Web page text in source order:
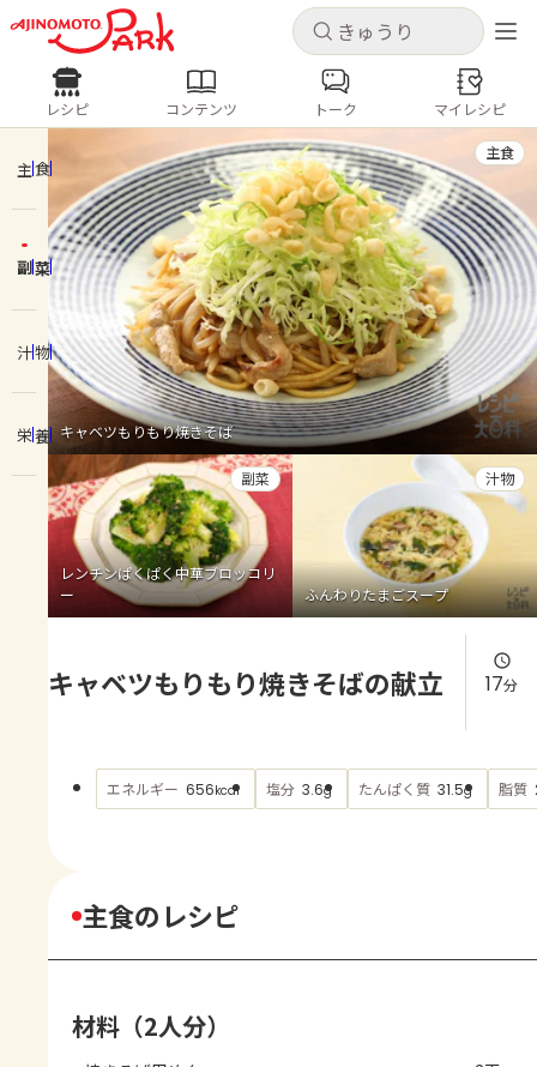
キャンセル
ログインするとレシピを保存できます
ログイン 新規登録
ホーム
コンテンツ
レシピ
トーク
よくあるお問い合わせ
お買い物
AJINOMOTO PARK とは
キャンセル
レシピ コンテンツ
人気の食材・レシピ
きゅうり なす トマト
とうもろこし
ピーマン
みょうが ゴーヤ
レシピ コンテンツ トーク マイレシピ
主食
副菜
汁物
栄養 キャベツもりもり焼きそば
主食
レンチンぱくぱく中華ブロッコリ
ー
副菜
ふんわりたまごスープ
汁物
キャベツもりもり焼きそばの献立 17分
エネルギー 656kcal 塩分 3.6g たんぱく質 31.5g 脂質
主食のレシピ
材料（2人分）